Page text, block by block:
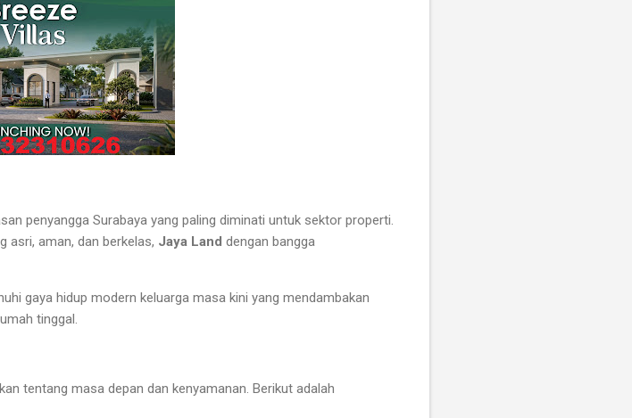
penyangga Surabaya yang paling diminati untuk sektor properti.
asri, aman, dan berkelas, Jaya Land dengan bangga
gaya hidup modern keluarga masa kini yang mendambakan
tinggal.
tentang masa depan dan kenyamanan. Berikut adalah